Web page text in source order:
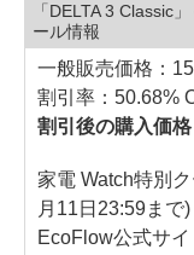
「DELTA 3 Classic
ール情報
一般販売価格：
割引率：50.68%
割引後の購入価格
家電 Watch特別
月11日23:59まで)
EcoFlow公式サイ